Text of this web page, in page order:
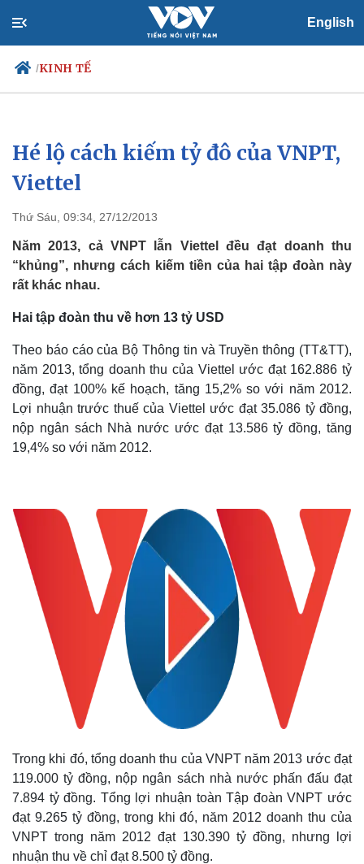
English
/KINH TẾ
Chính trị
Đảng
Tổ chức nhân sự
Nhận diện sự thật
Xã hội
Việc làm
Biển đảo
Hé lộ cách kiếm tỷ đô của VNPT,
Viettel
Thứ Sáu, 09:34, 27/12/2013
Năm 2013, cả VNPT lẫn Viettel đều đạt doanh thu
“khủng”, nhưng cách kiếm tiền của hai tập đoàn này
rất khác nhau.
Hai tập đoàn thu về hơn 13 tỷ USD
Theo báo cáo của Bộ Thông tin và Truyền thông (TT&TT),
năm 2013, tổng doanh thu của Viettel ước đạt 162.886 tỷ
đồng, đạt 100% kế hoạch, tăng 15,2% so với năm 2012.
Lợi nhuận trước thuế của Viettel ước đạt 35.086 tỷ đồng,
nộp ngân sách Nhà nước ước đạt 13.586 tỷ đồng, tăng
19,4% so với năm 2012.
Trong khi đó, tổng doanh thu của VNPT năm 2013 ước đạt
119.000 tỷ đồng, nộp ngân sách nhà nước phấn đấu đạt
7.894 tỷ đồng. Tổng lợi nhuận toàn Tập đoàn VNPT ước
đạt 9.265 tỷ đồng, trong khi đó, năm 2012 doanh thu của
VNPT trong năm 2012 đạt 130.390 tỷ đồng, nhưng lợi
nhuận thu về chỉ đạt 8.500 tỷ đồng.